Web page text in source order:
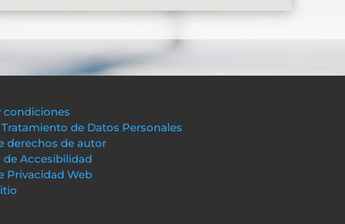
condiciones
Tratamiento de Datos Personales
derechos de autor
de Accesibilidad
Privacidad Web